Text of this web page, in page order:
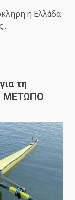
η Ελλάδα
τη
ΜΕΤΩΠΟ